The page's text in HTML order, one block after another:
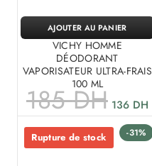
VICHY HOMME
DÉODORANT
VAPORISATEUR ULTRA-FRAIS
100 ML
185DH 136 DH
AJOUTER AU PANIER
-31%
Rupture de stock